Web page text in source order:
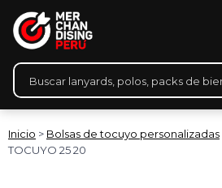
Búsqueda
Inicio > Bolsas de tocuyo personalizadas
TOCUYO 25 20